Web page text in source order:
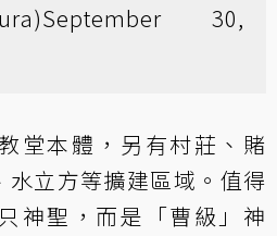
September 30,
堂本體，另有村莊、賭
水立方等擴建區域。值得
神聖，而是「曹級」神